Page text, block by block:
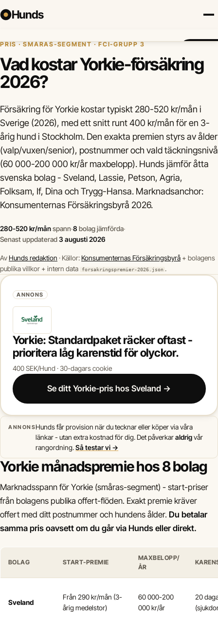
Hunds
Försäkring Hundraser Lokalt Valp Mat
PRIS · SMÅRAS-SEGMENT · FCI-GRUPP 3
Vad kostar Yorkie-försäkring
2026?
Försäkring för Yorkie kostar typiskt 280-520 kr/mån i
Sverige (2026), med ett snitt runt 400 kr/mån för en 3-
årig hund i Stockholm. Den exakta premien styrs av ålder
(valp/vuxen/senior), postnummer och vald täckningsnivå
(60 000-200 000 kr/år maxbelopp). Hunds jämför åtta
svenska bolag - Sveland, Lassie, Petson, Agria,
Folksam, If, Dina och Trygg-Hansa. Marknadsanchor:
Konsumenternas Försäkringsbyrå 2026.
280-520 kr/månspann·8 bolag jämförda·
Senast uppdaterad3 augusti 2026
Av Hunds redaktion · Källor: Konsumenternas Försäkringsbyrå + bolagens
publika villkor + intern data
forsakringspremier-2026.json .
ANNONS
Yorkie: Standardpaket räcker oftast -
prioritera låg karenstid för olyckor.
400 SEK/Hund · 30-dagars cookie
Se ditt Yorkie-pris hos Sveland →
ANNONSHunds får provision när du tecknar eller köper via våra
länkar - utan extra kostnad för dig. Det påverkaraldrigvår
rangordning.Så testar vi →
Yorkie månadspremie hos 8 bolag
Marknadsspann för Yorkie (småras-segment) - start-priser
från bolagens publika offert-flöden. Exakt premie kräver
offert med ditt postnummer och hundens ålder. Du betalar
samma pris oavsett om du går via Hunds eller direkt.
BOLAG START-PREMIE
MAXBELOPP/
ÅR
Sveland
Från 290 kr/mån (3-
årig medelstor)
60 000-200
000 kr/år
20